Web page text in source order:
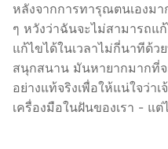
หลังจากการทารุณตนเองม
ๆ หวังว่าฉันจะไม่สามารถแก้
แก้ไขได้ในเวลาไม่กี่นาทีด้
สนุกสนาน มันหายากมากที่
อย่างแท้จริงเพื่อให้แน่ใจว่า
เครื่องมือในฝันของเรา - แ